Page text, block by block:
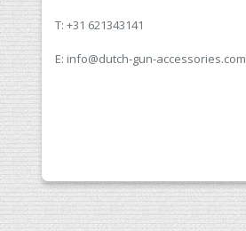
T: +31 621343141
E: info@dutch-gun-accessories.com